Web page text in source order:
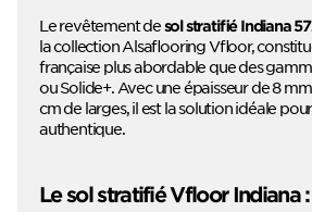
Le revêtement desol stratifié Indiana
la collection Alsaflooring Vfloor,
française plus abordable que des
ou Solide+. Avec une épaisseur de 8
cm de larges, il est la solution idéale
authentique.
Le sol stratifié Vfloor Indiana :